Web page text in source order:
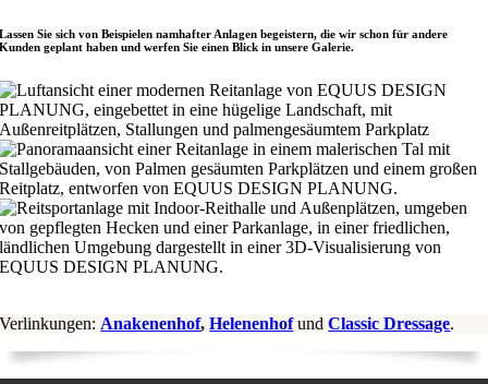
Lassen Sie sich von Beispielen namhafter Anlagen begeistern, die wir schon für andere
Kunden geplant haben und werfen Sie einen Blick in unsere Galerie.
Verlinkungen: Anakenenhof,HelenenhofundClassic Dressage.